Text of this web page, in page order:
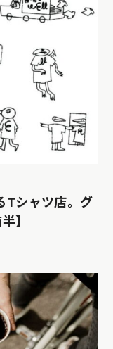
Tシャツ店。グ
】